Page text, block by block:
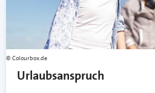
Colourbox.de
Urlaubsanspruch